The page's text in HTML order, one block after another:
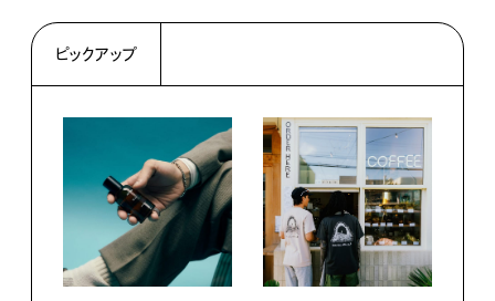
ピックアップ